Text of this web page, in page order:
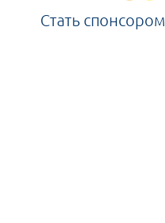
Стать спонсором